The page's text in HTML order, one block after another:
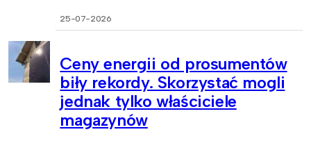
25-07-2026
Ceny energii od prosumentów
biły rekordy. Skorzystać mogli
jednak tylko właściciele
magazynów